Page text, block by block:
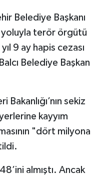
Belediye Başkanı
yoluyla terör örgütü
9 ay hapis cezası
Belediye Başkan
sekiz
kayyım
"dört milyona
almıştı. Ancak